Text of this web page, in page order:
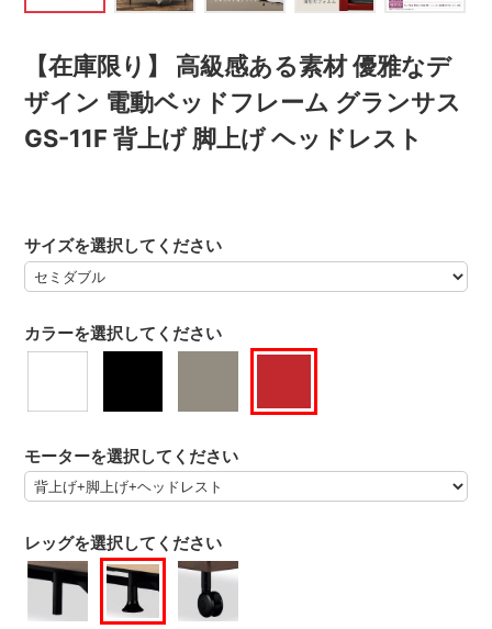
【在庫限り】 高級感ある素材 優雅なデ
ザイン 電動ベッドフレーム グランサス
GS-11F 背上げ 脚上げ ヘッドレスト
カラーを選択してください
サイズを選択してください
モーターを選択してください
レッグを選択してください